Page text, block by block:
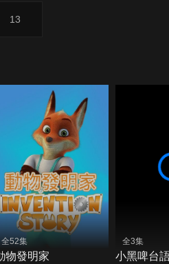
13
全52集
物發明家
全3集
小黑啤台